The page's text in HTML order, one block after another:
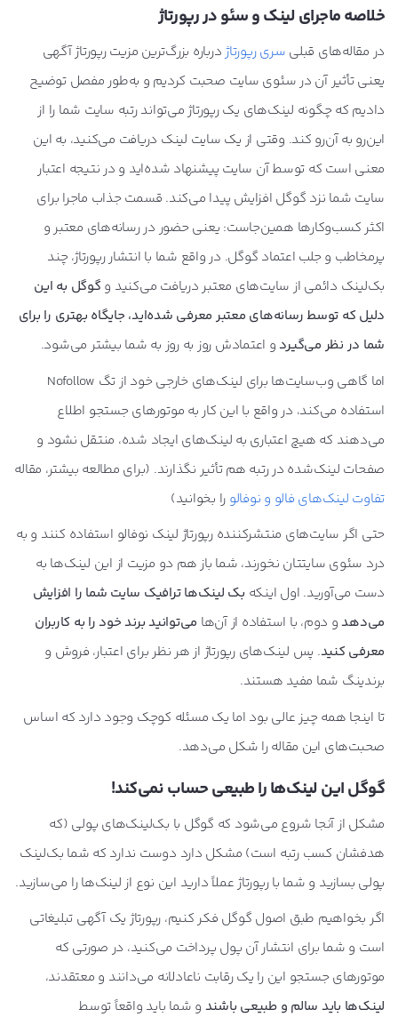
خلاصه ماجرای لینک و سئو در رپورتاژ
در مقاله‌های قبلی سری رپورتاژ درباره بزرگ‌ترین مزیت رپورتاژ آگهی
یعنی تأثیر آن در سئوی سایت صحبت کردیم و به‌طور مفصل توضیح
دادیم که چگونه لینک‌های یک رپورتاژ می‌تواند رتبه سایت شما را از
این‌رو به آن‌رو کند. وقتی از یک سایت لینک دریافت می‌کنید، به این
معنی است که توسط آن سایت پیشنهاد شده‌اید و در نتیجه اعتبار
سایت شما نزد گوگل افزایش پیدا می‌کند. قسمت جذاب ماجرا برای
اکثر کسب‌وکارها همین‌جاست: یعنی حضور در رسانه‌های معتبر و
پرمخاطب و جلب اعتماد گوگل. در واقع شما با انتشار رپورتاژ، چند
بک‌لینک دائمی از سایت‌های معتبر دریافت می‌کنید و گوگل به این
دلیل که توسط رسانه‌های معتبر معرفی شده‌اید، جایگاه بهتری را برای
شما در نظر می‌گیردو اعتمادش روز به روز به شما بیشتر می‌شود.
اما گاهی وب‌سایت‌ها برای لینک‌های خارجی خود از تگ Nofollow
استفاده می‌کند، در واقع با این کار به موتورهای جستجو اطلاع
می‌دهند که هیچ اعتباری به لینک‌های ایجاد شده، منتقل نشود و
صفحات لینک‌شده در رتبه‌ هم تأثیر نگذارند. (برای مطالعه بیشتر، مقاله
تفاوت لینک‌های فالو و نوفالو را بخوانید)
حتی اگر سایت‌های منتشرکننده رپورتاژ لینک نوفالو استفاده کنند و به
درد سئوی سایتتان نخورند، شما باز هم دو مزیت از این لینک‌ها به
دست می‌آورید. اول اینکه بک لینک‌ها ترافیک سایت شما را افزایش
می‌دهدو دوم، با استفاده از آن‌ها می‌توانید برند خود را به کاربران
معرفی کنید. پس لینک‌های رپورتاژ از هر نظر برای اعتبار، فروش و
برندینگ شما مفید هستند.
تا اینجا همه چیز عالی بود اما یک مسئله کوچک وجود دارد که اساس
صحبت‌های این مقاله را شکل می‌دهد.
گوگل این لینک‌ها را طبیعی حساب نمی‌کند!
مشکل از آنجا شروع می‌شود که گوگل با بک‌لینک‌های پولی (که
هدفشان کسب رتبه است) مشکل دارد دوست ندارد که شما بک‌لینک
پولی بسازید و شما با رپورتاژ عملاً دارید این نوع از لینک‌ها را می‌سازید.
اگر بخواهیم طبق اصول گوگل فکر کنیم، رپورتاژ یک آگهی تبلیغاتی
است و شما برای انتشار آن پول پرداخت می‌کنید، در صورتی که
موتورهای جستجو این را یک رقابت ناعادلانه می‌دانند و معتقدند،
لینک‌ها باید سالم و طبیعی باشند و شما باید واقعاً توسط